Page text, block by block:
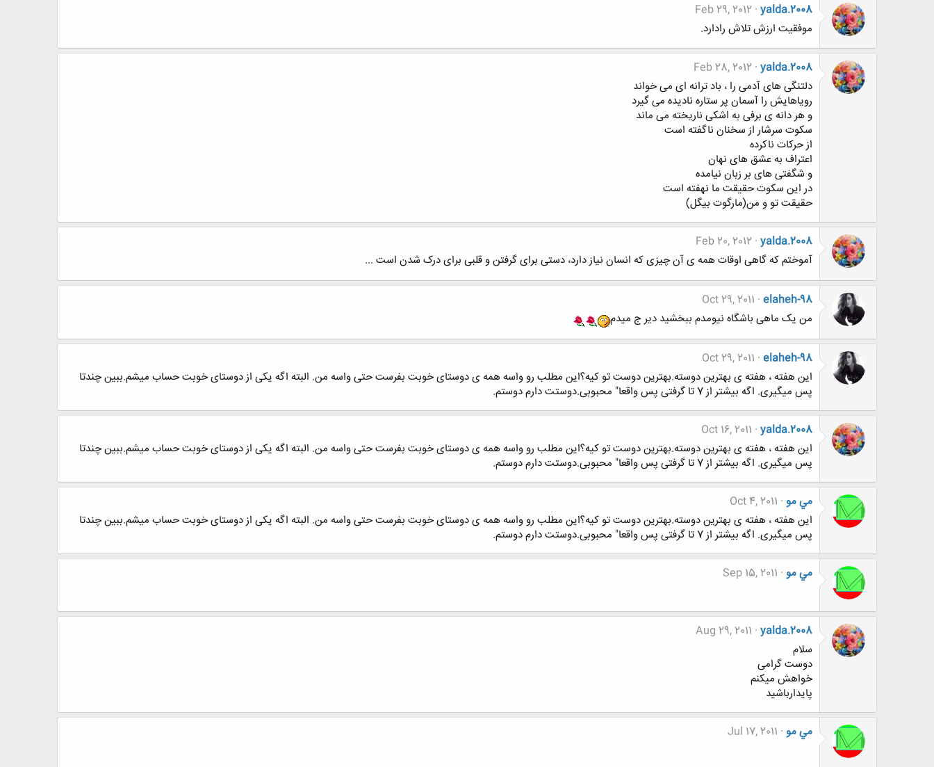
yalda.2008
Feb 29, 2012
موفقیت ارزش تلاش رادارد.
yalda.2008
Feb 28, 2012
دلتنگی های آدمی را ، باد ترانه ای می خواند
رویاهایش را آسمان پر ستاره نادیده می گیرد
و هر دانه ی برفی به اشکی ناریخته می ماند
سکوت سرشار از سخنان ناگفته است
از حرکات ناکرده
اعتراف به عشق های نهان
و شگفتی های بر زبان نیامده
در این سکوت حقیقت ما نهفته است
حقیقت تو و من(مارگوت بیگل)
yalda.2008
Feb 20, 2012
آموختم که گاهی اوقات همه ی آن چیزی که انسان نیاز دارد، دستی برای گرفتن و قلبی برای درک شدن است ...
elaheh-98
Oct 29, 2011
من یک ماهی باشگاه نیومدم ببخشید دیر ج میدم
elaheh-98
Oct 29, 2011
این هفته ، هفته ی بهترین دوسته.بهترین دوست تو کیه؟این مطلب رو واسه همه ی دوستای خوبت بفرست حتی واسه من. البته اگه یکی از دوستای خوبت حساب میشم.ببین چندتا
پس میگیری. اگه بیشتر از 7 تا گرفتی پس واقعا" محبوبی.دوستت دارم دوستم.
yalda.2008
Oct 16, 2011
این هفته ، هفته ی بهترین دوسته.بهترین دوست تو کیه؟این مطلب رو واسه همه ی دوستای خوبت بفرست حتی واسه من. البته اگه یکی از دوستای خوبت حساب میشم.ببین چندتا
پس میگیری. اگه بیشتر از 7 تا گرفتی پس واقعا" محبوبی.دوستت دارم دوستم.
مي مو Oct 4, 2011
این هفته ، هفته ی بهترین دوسته.بهترین دوست تو کیه؟این مطلب رو واسه همه ی دوستای خوبت بفرست حتی واسه من. البته اگه یکی از دوستای خوبت حساب میشم.ببین چندتا
پس میگیری. اگه بیشتر از 7 تا گرفتی پس واقعا" محبوبی.دوستت دارم دوستم.
مي مو Sep 15, 2011
yalda.2008
Aug 29, 2011
سلام
دوست گرامی
خواهش میکنم
پایدارباشید
مي مو Jul 17, 2011